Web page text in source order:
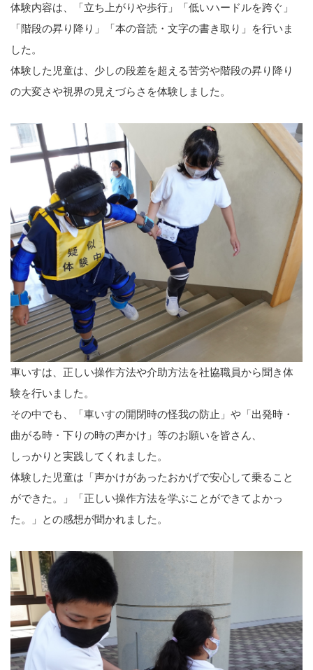
体験内容は、「立ち上がりや歩行」「低いハードルを跨ぐ」
「階段の昇り降り」「本の音読・文字の書き取り」を行いま
した。
体験した児童は、少しの段差を超える苦労や階段の昇り降り
の大変さや視界の見えづらさを体験しました。
車いすは、正しい操作方法や介助方法を社協職員から聞き体
験を行いました。
その中でも、「車いすの開閉時の怪我の防止」や「出発時・
曲がる時・下りの時の声かけ」等のお願いを皆さん、
しっかりと実践してくれました。
体験した児童は「声かけがあったおかげで安心して乗ること
ができた。」「正しい操作方法を学ぶことができてよかっ
た。」との感想が聞かれました。